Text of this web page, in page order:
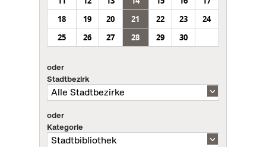
18
19 20 21 22 23
24
25
26 27 28 29 30
oder
Stadtbezirk
oder
Kategorie